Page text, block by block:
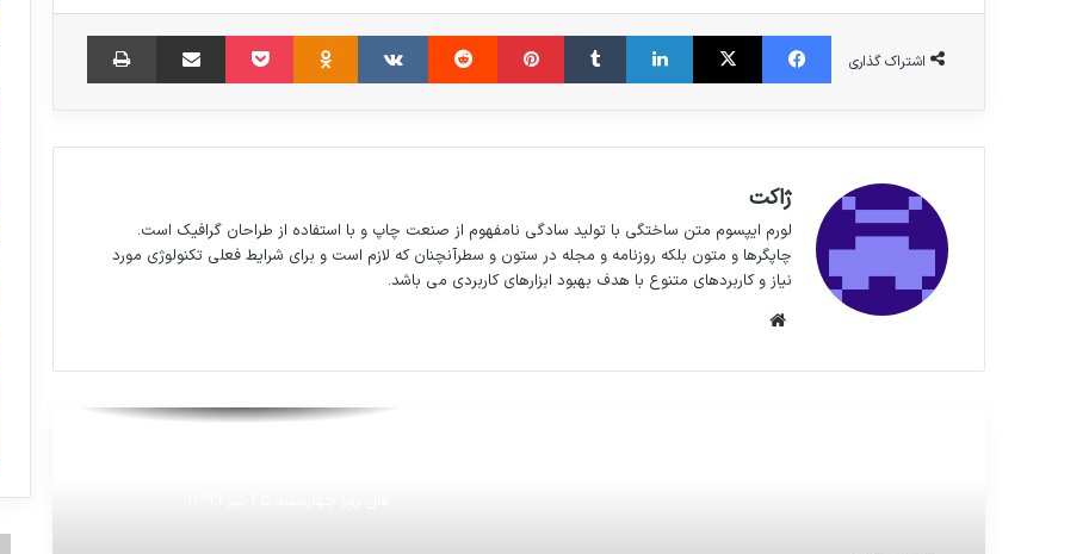
اشتراک گذاری
فیس بوک X لینکدین ‫تامبلر ‫پین‌ترست ‫رددیت ‫VKontakte
‫Odnoklassniki
پاکت اشتراک گذاری از طریق ایمیل چاپ
ژاکت
لورم ایپسوم متن ساختگی با تولید سادگی نامفهوم از صنعت چاپ و با استفاده از طراحان گرافیک است.
چاپگرها و متون بلکه روزنامه و مجله در ستون و سطرآنچنان که لازم است و برای شرایط فعلی تکنولوژی مورد
نیاز و کاربردهای متنوع با هدف بهبود ابزارهای کاربردی می باشد.
استان تهران به مدت یک هفته
العاده را تمدید کرد